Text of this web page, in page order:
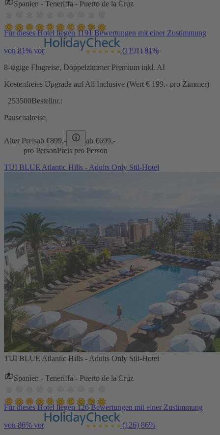
Spanien - Teneriffa - Puerto de la Cruz
Für dieses Hotel liegen 1191 Bewertungen mit einer Zustimmung
von 81% vor (1191) 81%
8-tägige Flugreise, Doppelzimmer Premium inkl. AI
Kostenfreies Upgrade auf All Inclusive (Wert € 199.- pro Zimmer)
253500Bestellnr.:
Pauschalreise
Alter Preisab €899,- ab €699,-
pro PersonPreis pro Person
TUI BLUE Atlantic Hills - Adults Only Stil-Hotel
TUI BLUE Atlantic Hills - Adults Only Stil-Hotel
Spanien - Teneriffa - Puerto de la Cruz
Für dieses Hotel liegen 126 Bewertungen mit einer Zustimmung
von 86% vor (126) 86%